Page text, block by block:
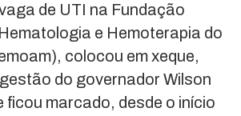
de UTI na Fundação
e Hemoterapia do
colocou em xeque,
do governador Wilson
ficou marcado, desde o início